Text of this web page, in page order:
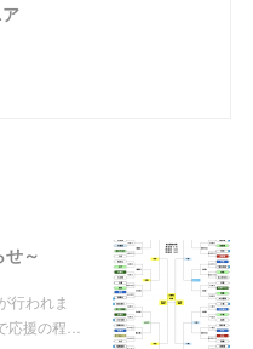
～
行われま
応援の程…